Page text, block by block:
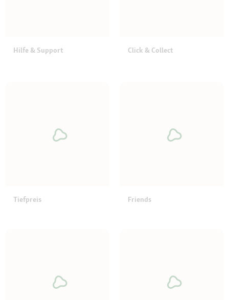
Hilfe & Support Click & Collect
Tiefpreis Friends